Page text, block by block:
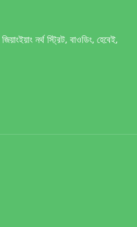
নর্থ স্ট্রিট, বাওডিং, হেবেই,